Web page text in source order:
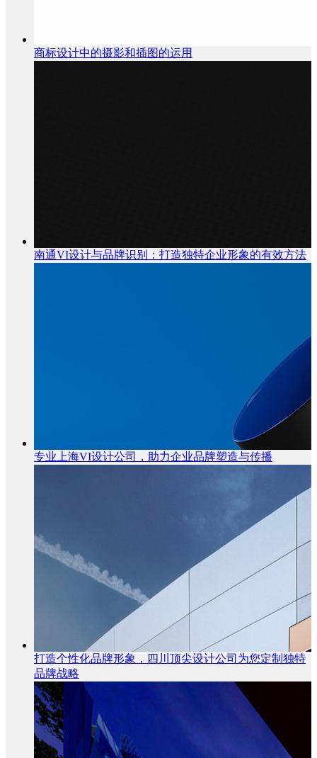
商标设计中的摄影和插图的运用
南通VI设计与品牌识别：打造独特企业形象的有效方法
专业上海VI设计公司，助力企业品牌塑造与传播
打造个性化品牌形象，四川顶尖设计公司为您定制独特
品牌战略